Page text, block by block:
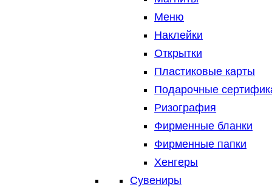
Меню
Наклейки
Открытки
Пластиковые карты
Подарочные
Ризография
Фирменные бланки
Фирменные папки
Хенгеры
Сувениры